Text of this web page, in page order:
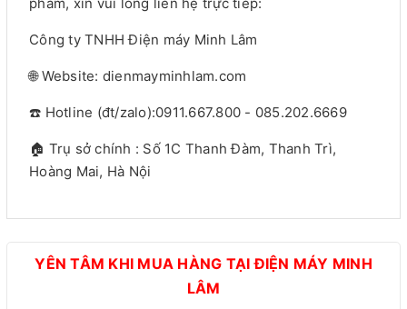
Công ty TNHH Điện máy Minh Lâm
🌐 Website: dienmayminhlam.com
☎️ Hotline (đt/zalo):0911.667.800 - 085.202.6669
🏠 Trụ sở chính : Số 1C Thanh Đàm, Thanh Trì,
Hoàng Mai, Hà Nội
YÊN TÂM KHI MUA HÀNG TẠI ĐIỆN MÁY MINH
LÂM